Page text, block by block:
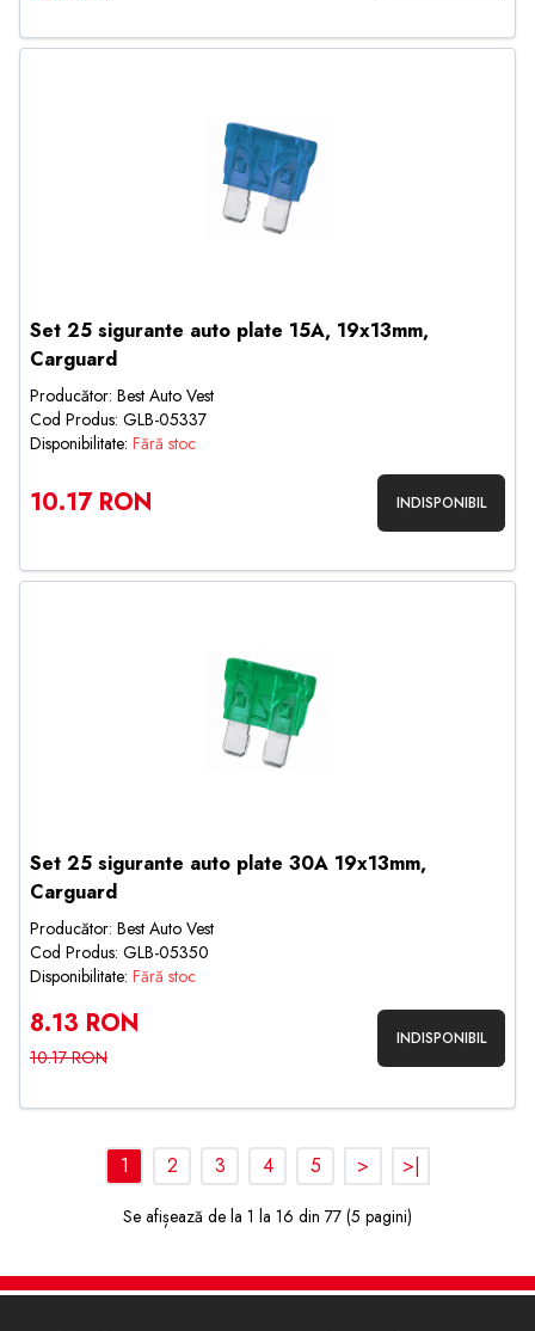
Set 25 sigurante auto plate 15A, 19x13mm,
Carguard
Producător: Best Auto Vest
Cod Produs: GLB-05337
Disponibilitate: Fără stoc
10.17 RON INDISPONIBIL
Set 25 sigurante auto plate 30A 19x13mm,
Carguard
Producător: Best Auto Vest
Cod Produs: GLB-05350
Disponibilitate: Fără stoc
8.13 RON
10.17 RON
INDISPONIBIL
1 2 3 4 5 > >|
Se afișează de la 1 la 16 din 77 (5 pagini)